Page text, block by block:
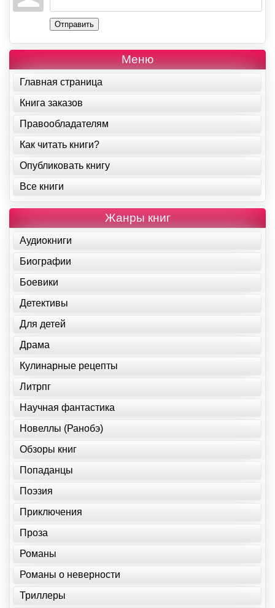
Отправить
Меню
Главная страница
Книга заказов
Правообладателям
Как читать книги?
Опубликовать книгу
Все книги
Жанры книг
Аудиокниги
Биографии
Боевики
Детективы
Для детей
Драма
Кулинарные рецепты
Литрпг
Научная фантастика
Новеллы (Ранобэ)
Обзоры книг
Попаданцы
Поэзия
Приключения
Проза
Романы
Романы о неверности
Триллеры